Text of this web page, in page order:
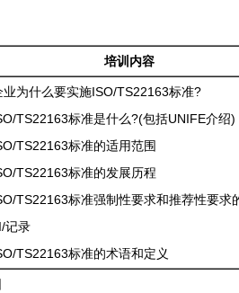
培训内容
业为什么要实施ISO/TS22163标准?
TS22163标准是什么?(包括UNIFE介绍)
TS22163标准的适用范围
TS22163标准的发展历程
TS22163标准强制性要求和推荐性要求
记录
TS22163标准的术语和定义